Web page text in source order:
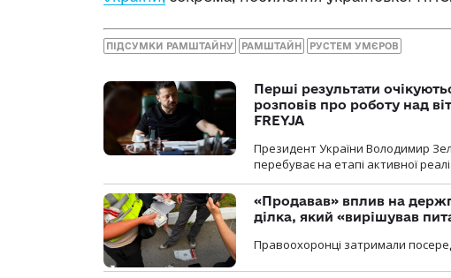
ПІДСУМКИ РАМШТАЙНУ РАМШТАЙН РУСТЕМ УМЄРОВ
Перші результати
розповів про роботу над
FREYJA
Президент України Володимир
перебуває на етапі активної
«Продавав» вплив на
ділка, який «вирішував
Правоохоронці затримали